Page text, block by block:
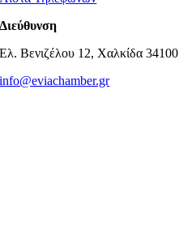
Διεύθυνση
Ελ. Βενιζέλου 12, Χαλκίδα 34100
info@eviachamber.gr